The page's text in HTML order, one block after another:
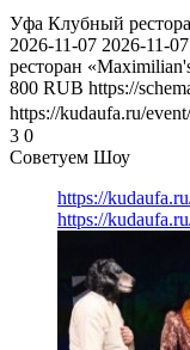
Уфа Клубный
2026-11-07 2026-11-07
ресторан
800 RUB https://
https://kudaufa.ru/
3 0
Советуем Шоу
https://
https://